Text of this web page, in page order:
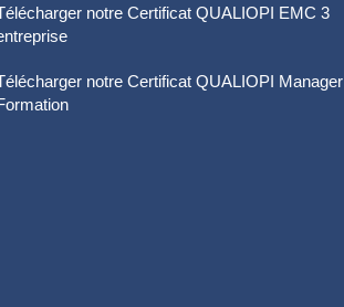
notre Certificat QUALIOPI EMC 3
notre Certificat QUALIOPI Manager